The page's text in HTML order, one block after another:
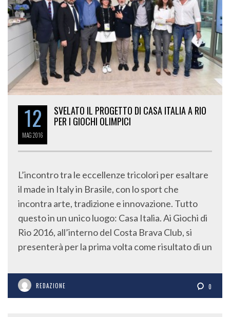
12
MAG2016
SVELATO IL PROGETTO DI CASA ITALIA A RIO
PER I GIOCHI OLIMPICI
L’incontro tra le eccellenze tricolori per esaltare
il made in Italy in Brasile, con lo sport che
incontra arte, tradizione e innovazione. Tutto
questo in un unico luogo: Casa Italia. Ai Giochi di
Rio 2016, all’interno del Costa Brava Club, si
presenterà per la prima volta come risultato di un
REDAZIONE 0